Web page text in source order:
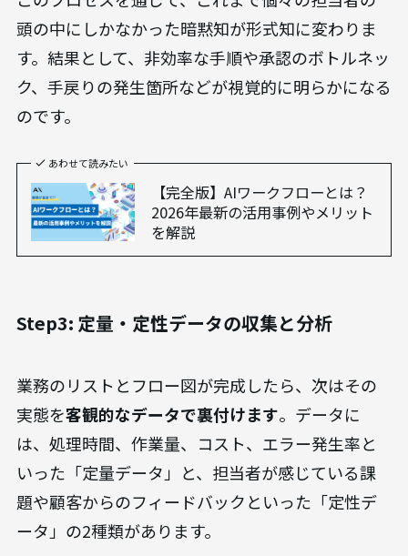
頭の中にしかなかった暗黙知が形式知に変わりま
す。結果として、非効率な手順や承認のボトルネッ
ク、手戻りの発生箇所などが視覚的に明らかになる
のです。
あわせて読みたい
【完全版】AIワークフローとは？
2026年最新の活用事例やメリット
を解説
Step3: 定量・定性データの収集と分析
業務のリストとフロー図が完成したら、次はその
実態を客観的なデータで裏付けます。データに
は、処理時間、作業量、コスト、エラー発生率と
いった「定量データ」と、担当者が感じている課
題や顧客からのフィードバックといった「定性デ
ータ」の2種類があります。